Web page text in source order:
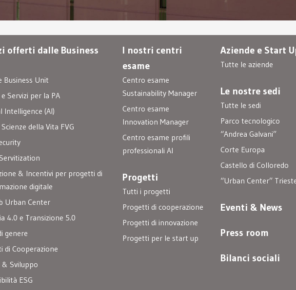
offerti dalle Business
Business Unit
Servizi per la PA
Intelligence (AI)
della Vita FVG
& Incentivi per progetti di
digitale
Urban Center
4.0 e Transizione 5.0
genere
di Cooperazione
& Sviluppo
ESG
I nostri centri
esame
Centro esame
Sustainability Manager
Centro esame
Innovation Manager
Centro esame profili
professionali AI
Progetti
Tutti i progetti
Progetti di cooperazione
Progetti di innovazione
Progetti per le start up
Aziende e Start
Tutte le aziende
Le nostre sedi
Tutte le sedi
Parco tecnologico
“Andrea Galvani”
Corte Europa
Castello di Colloredo
“Urban Center”
Eventi & News
Press room
Bilanci sociali